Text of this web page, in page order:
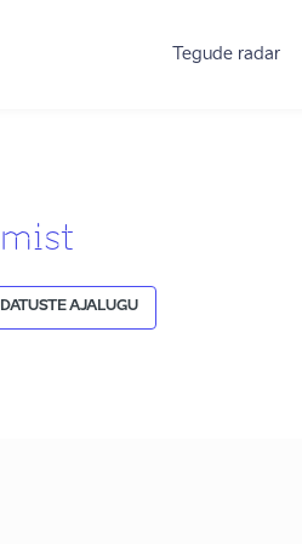
Tegude radar
AJALUGU